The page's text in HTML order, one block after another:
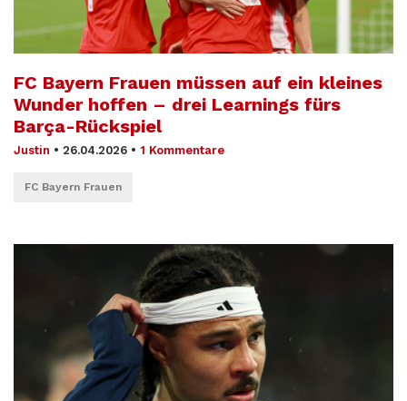
FC Bayern Frauen müssen auf ein kleines
Wunder hoffen – drei Learnings fürs
Barça-Rückspiel
Justin • 26.04.2026 • 1 Kommentare
FC Bayern Frauen